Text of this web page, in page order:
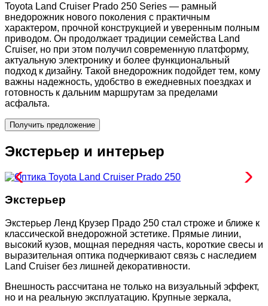
Toyota Land Cruiser Prado 250 Series — рамный
внедорожник нового поколения с практичным
характером, прочной конструкцией и уверенным полным
приводом. Он продолжает традиции семейства Land
Cruiser, но при этом получил современную платформу,
актуальную электронику и более функциональный
подход к дизайну. Такой внедорожник подойдет тем, кому
важны надежность, удобство в ежедневных поездках и
готовность к дальним маршрутам за пределами
асфальта.
Получить предложение
Экстерьер и интерьер
Экстерьер
Экстерьер Ленд Крузер Прадо 250 стал строже и ближе к
классической внедорожной эстетике. Прямые линии,
высокий кузов, мощная передняя часть, короткие свесы и
выразительная оптика подчеркивают связь с наследием
Land Cruiser без лишней декоративности.
Внешность рассчитана не только на визуальный эффект,
но и на реальную эксплуатацию. Крупные зеркала,